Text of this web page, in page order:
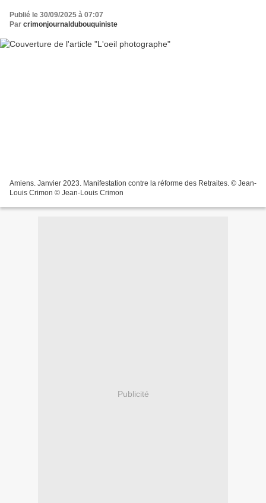
Publié le 30/09/2025 à 07:07
Par crimonjournaldubouquiniste
Amiens. Janvier 2023. Manifestation contre la réforme des Retraites. © Jean-
Louis Crimon © Jean-Louis Crimon
Publicité